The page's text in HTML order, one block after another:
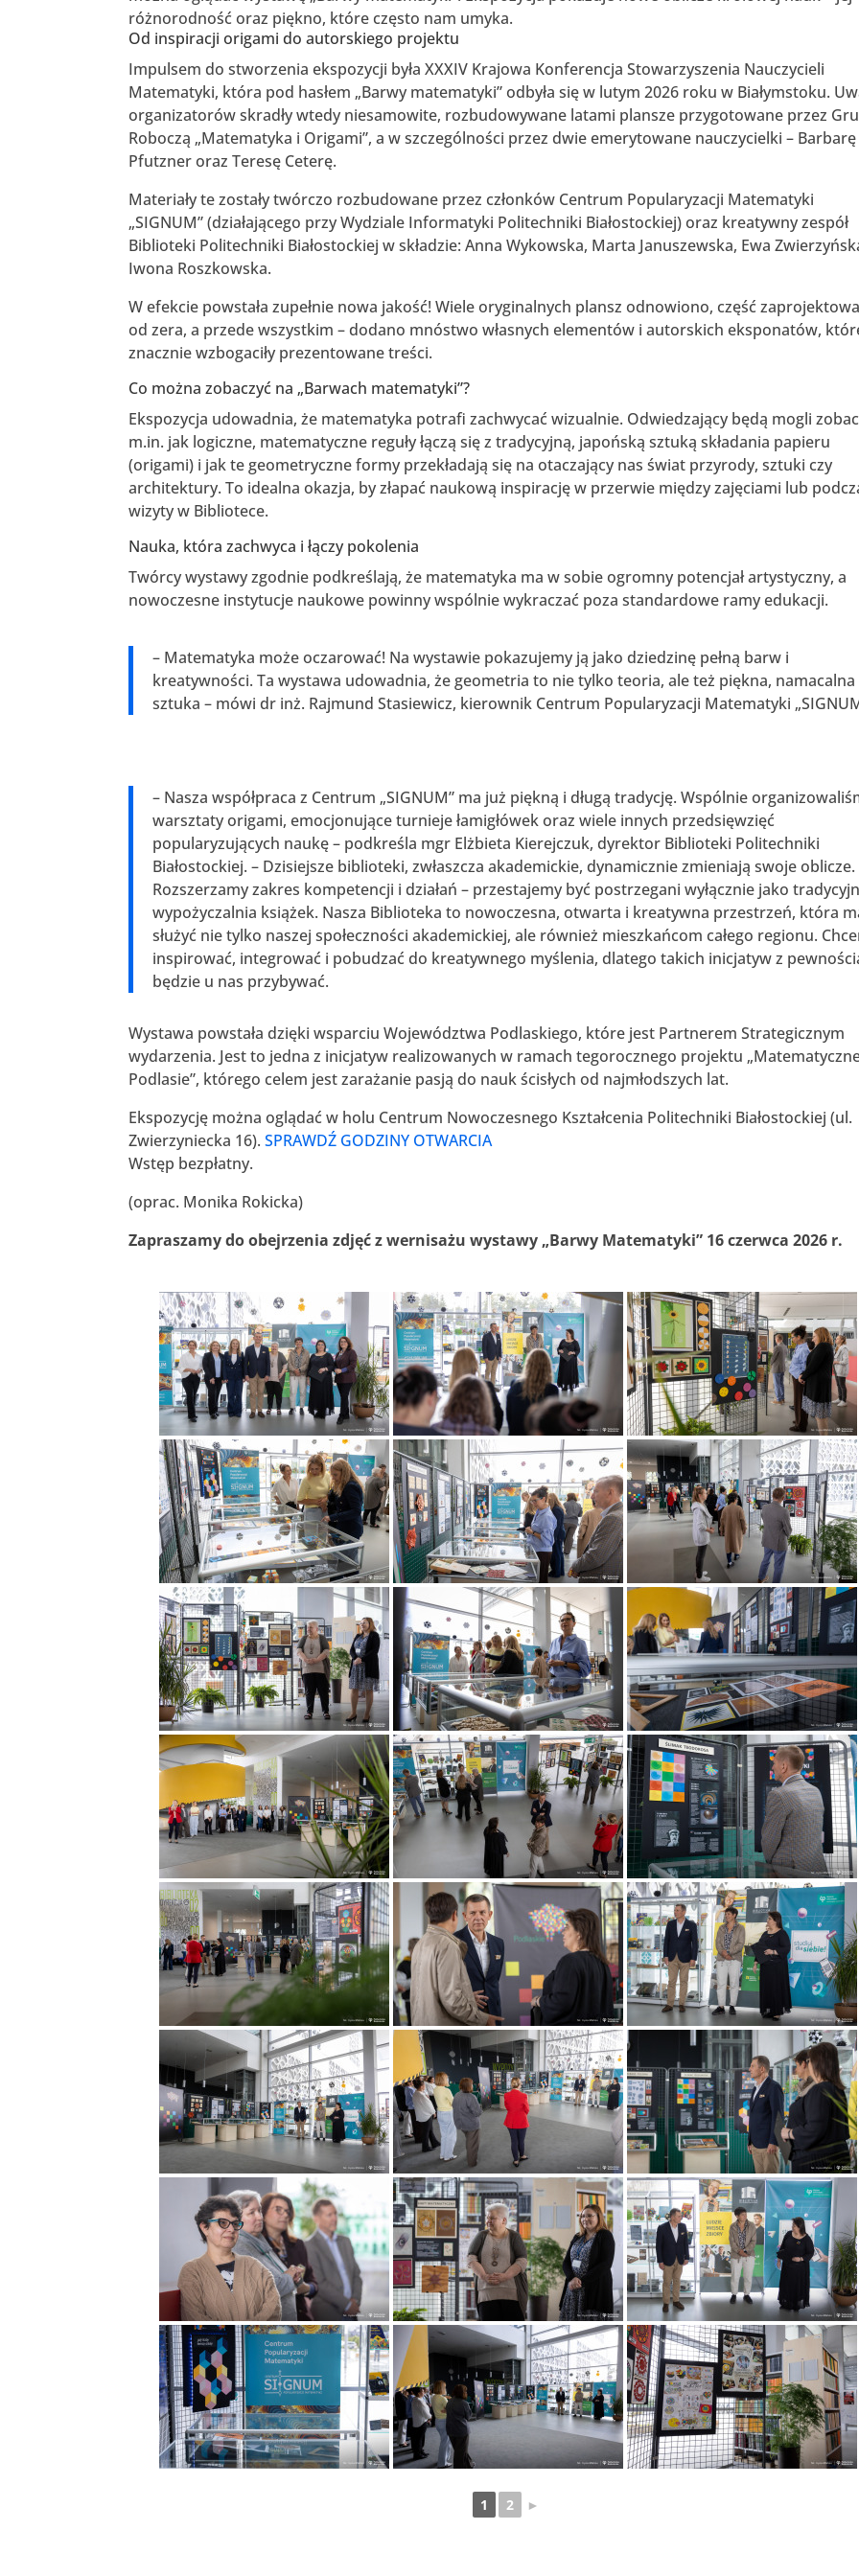
różnorodność oraz piękno, które często nam umyka.
Od inspiracji origami do autorskiego projektu
Impulsem do stworzenia ekspozycji była XXXIV Krajowa Konferencja Stowarzyszenia Nauczycieli
Matematyki, która pod hasłem „Barwy matematyki” odbyła się w lutym 2026 roku w Białymstoku.
organizatorów skradły wtedy niesamowite, rozbudowywane latami plansze przygotowane przez
Roboczą „Matematyka i Origami”, a w szczególności przez dwie emerytowane nauczycielki – Barbarę
Pfutzner oraz Teresę Ceterę.
Materiały te zostały twórczo rozbudowane przez członków Centrum Popularyzacji Matematyki
„SIGNUM” (działającego przy Wydziale Informatyki Politechniki Białostockiej) oraz kreatywny zespół
Biblioteki Politechniki Białostockiej w składzie: Anna Wykowska, Marta Januszewska, Ewa
Iwona Roszkowska.
W efekcie powstała zupełnie nowa jakość! Wiele oryginalnych plansz odnowiono, część
od zera, a przede wszystkim – dodano mnóstwo własnych elementów i autorskich eksponatów,
znacznie wzbogaciły prezentowane treści.
Co można zobaczyć na „Barwach matematyki”?
Ekspozycja udowadnia, że matematyka potrafi zachwycać wizualnie. Odwiedzający będą mogli
m.in. jak logiczne, matematyczne reguły łączą się z tradycyjną, japońską sztuką składania papieru
(origami) i jak te geometryczne formy przekładają się na otaczający nas świat przyrody, sztuki czy
architektury. To idealna okazja, by złapać naukową inspirację w przerwie między zajęciami lub
wizyty w Bibliotece.
Nauka, która zachwyca i łączy pokolenia
Twórcy wystawy zgodnie podkreślają, że matematyka ma w sobie ogromny potencjał artystyczny, a
nowoczesne instytucje naukowe powinny wspólnie wykraczać poza standardowe ramy edukacji.
– Matematyka może oczarować! Na wystawie pokazujemy ją jako dziedzinę pełną barw i
kreatywności. Ta wystawa udowadnia, że geometria to nie tylko teoria, ale też piękna, namacalna
sztuka – mówi dr inż. Rajmund Stasiewicz, kierownik Centrum Popularyzacji Matematyki
– Nasza współpraca z Centrum „SIGNUM” ma już piękną i długą tradycję. Wspólnie
warsztaty origami, emocjonujące turnieje łamigłówek oraz wiele innych przedsięwzięć
popularyzujących naukę – podkreśla mgr Elżbieta Kierejczuk, dyrektor Biblioteki Politechniki
Białostockiej. – Dzisiejsze biblioteki, zwłaszcza akademickie, dynamicznie zmieniają swoje oblicze.
Rozszerzamy zakres kompetencji i działań – przestajemy być postrzegani wyłącznie jako
wypożyczalnia książek. Nasza Biblioteka to nowoczesna, otwarta i kreatywna przestrzeń, która
służyć nie tylko naszej społeczności akademickiej, ale również mieszkańcom całego regionu.
inspirować, integrować i pobudzać do kreatywnego myślenia, dlatego takich inicjatyw z
będzie u nas przybywać.
Wystawa powstała dzięki wsparciu Województwa Podlaskiego, które jest Partnerem Strategicznym
wydarzenia. Jest to jedna z inicjatyw realizowanych w ramach tegorocznego projektu
Podlasie”, którego celem jest zarażanie pasją do nauk ścisłych od najmłodszych lat.
Ekspozycję można oglądać w holu Centrum Nowoczesnego Kształcenia Politechniki Białostockiej (ul.
Zwierzyniecka 16).SPRAWDŹ GODZINY OTWARCIA
Wstęp bezpłatny.
(oprac. Monika Rokicka)
Zapraszamy do obejrzenia zdjęć z wernisażu wystawy „Barwy Matematyki” 16 czerwca 2026 r.
1 2 ►